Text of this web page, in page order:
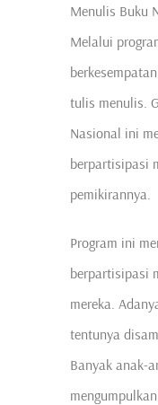
Menulis Buku
Melalui
tulis menulis.
Nasional ini
berpartisipasi
pemikirannya.
Program ini
berpartisipasi
mereka.
tentunya
Banyak anak-